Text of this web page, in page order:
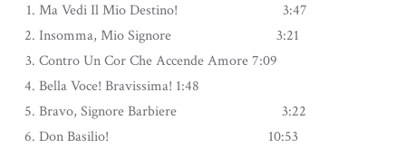
Ma Vedi Il Mio Destino! 3:47
Insomma, Mio Signore 3:21
Contro Un Cor Che Accende Amore 7:09
Bella Voce! Bravissima! 1:48
Bravo, Signore Barbiere 3:22
Don Basilio! 10:53